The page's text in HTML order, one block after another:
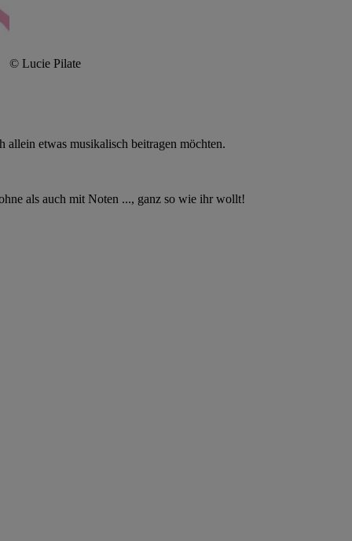
© Lucie Pilate
etwas musikalisch beitragen möchten.
als auch mit Noten ..., ganz so wie ihr wollt!